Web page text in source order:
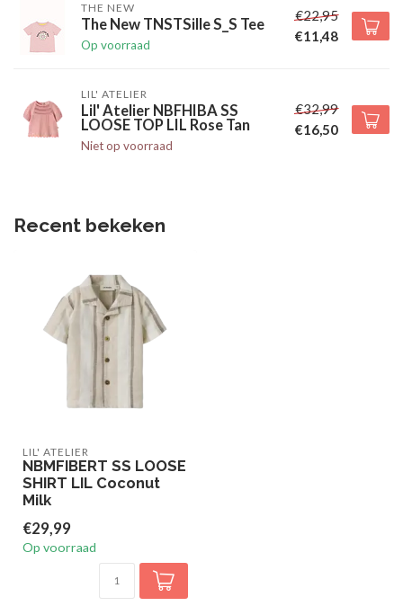
THE NEW
The New TNSTSille S_S Tee
Op voorraad
€22,95
€11,48
LIL' ATELIER
Lil' Atelier NBFHIBA SS
LOOSE TOP LIL Rose Tan
Niet op voorraad
€32,99
€16,50
Recent bekeken
LIL' ATELIER
NBMFIBERT SS LOOSE
SHIRT LIL Coconut
Milk
€29,99
Op voorraad